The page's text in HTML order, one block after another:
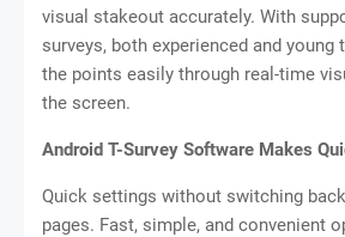
visual stakeout accurately. With
surveys, both experienced and
the points easily through real-time
the screen.
Android T-Survey Software Makes
Quick settings without switching
pages. Fast, simple, and convenient